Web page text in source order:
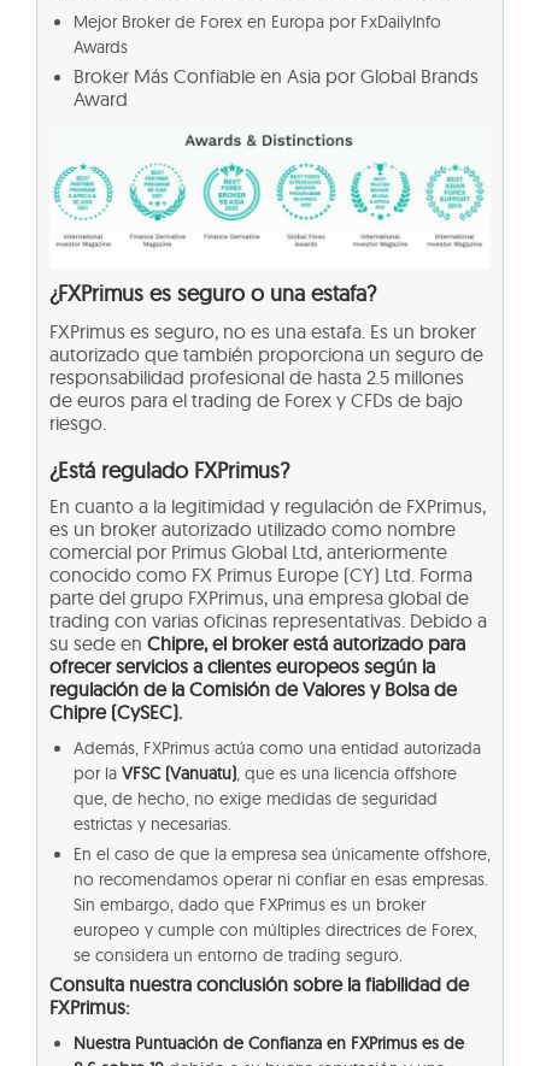
Mejor Broker de Forex en Europa por FxDailyInfo
Awards
Broker Más Confiable en Asia por Global Brands
Award
¿FXPrimus es seguro o una estafa?
FXPrimus es seguro, no es una estafa. Es un broker
autorizado que también proporciona un seguro de
responsabilidad profesional de hasta 2.5 millones
de euros para el trading de Forex y CFDs de bajo
riesgo.
¿Está regulado FXPrimus?
En cuanto a la legitimidad y regulación de FXPrimus,
es un broker autorizado utilizado como nombre
comercial por Primus Global Ltd, anteriormente
conocido como FX Primus Europe (CY) Ltd. Forma
parte del grupo FXPrimus, una empresa global de
trading con varias oficinas representativas. Debido a
su sede en Chipre, el broker está autorizado para
ofrecer servicios a clientes europeos según la
regulación de la Comisión de Valores y Bolsa de
Chipre (CySEC).
Además, FXPrimus actúa como una entidad autorizada
por la VFSC (Vanuatu), que es una licencia offshore
que, de hecho, no exige medidas de seguridad
estrictas y necesarias.
En el caso de que la empresa sea únicamente offshore,
no recomendamos operar ni confiar en esas empresas.
Sin embargo, dado que FXPrimus es un broker
europeo y cumple con múltiples directrices de Forex,
se considera un entorno de trading seguro.
Consulta nuestra conclusión sobre la fiabilidad de
FXPrimus:
Nuestra Puntuación de Confianza en FXPrimus es de